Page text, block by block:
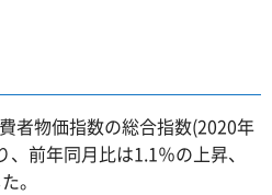
者物価指数の総合指数(2020年
前年同月比は1.1％の上昇、
。